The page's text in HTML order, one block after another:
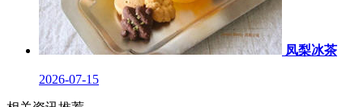
凤梨冰茶
2026-07-15